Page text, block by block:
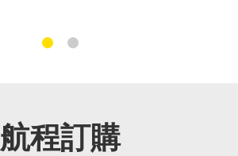
1 2
航程訂購